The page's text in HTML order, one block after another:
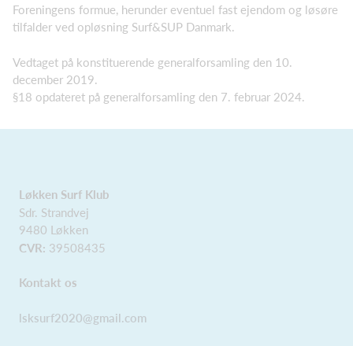
Foreningens formue, herunder eventuel fast ejendom og løsøre
tilfalder ved opløsning Surf&SUP Danmark.
Vedtaget på konstituerende generalforsamling den 10.
december 2019.
§18 opdateret på generalforsamling den 7. februar 2024.
Løkken Surf Klub
Sdr. Strandvej
9480 Løkken
CVR: 39508435
Kontakt os
lsksurf2020@gmail.com